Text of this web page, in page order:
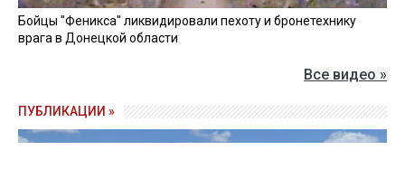
Бойцы "Феникса" ликвидировали пехоту и бронетехнику
врага в Донецкой области
Все видео »
ПУБЛИКАЦИИ »